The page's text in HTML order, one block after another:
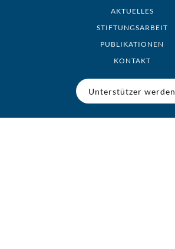
AKTUELLES
STIFTUNGSARBEIT
PUBLIKATIONEN
KONTAKT
Unterstützer werden